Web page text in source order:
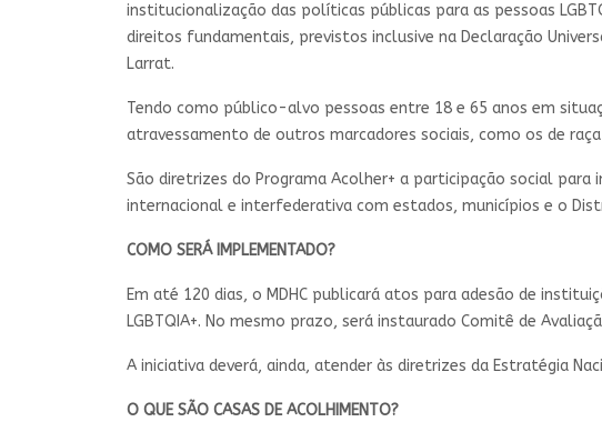
institucionalização das políticas públicas para as pessoas
direitos fundamentais, previstos inclusive na Declaração
Larrat.
Tendo como público-alvo pessoas entre 18 e 65 anos em
atravessamento de outros marcadores sociais, como os de
São diretrizes do Programa Acolher+ a participação social
internacional e interfederativa com estados, municípios e o
COMO SERÁ IMPLEMENTADO?
Em até 120 dias, o MDHC publicará atos para adesão de
LGBTQIA+. No mesmo prazo, será instaurado Comitê de
A iniciativa deverá, ainda, atender às diretrizes da Estratégia
O QUE SÃO CASAS DE ACOLHIMENTO?